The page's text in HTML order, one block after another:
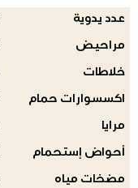
عدد يدوية
مراحيض
خلاطات
اكسسوارات حمام
مرايا
أحواض إستحمام
مضخات مياه